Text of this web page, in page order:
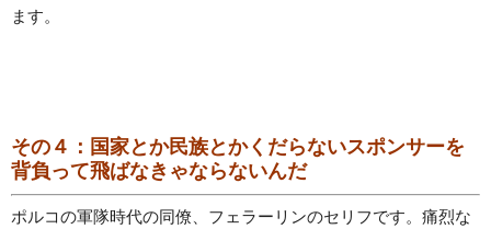
ます。
その４：国家とか民族とかくだらないスポンサーを
背負って飛ばなきゃならないんだ
ポルコの軍隊時代の同僚、フェラーリンのセリフです。痛烈な